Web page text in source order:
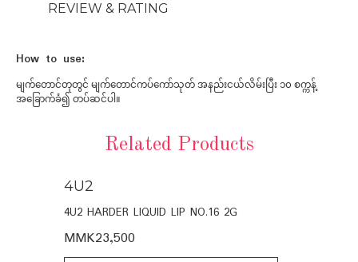
REVIEW & RATING
How to use:
မျက်တောင်တုတွင် မျက်တောင်ကပ်ကော်သုတ် အနည်းငယ်လိမ်းပြီး ၁၀ စက္ကန့်
အခြောက်ခံ၍ တပ်ဆင်ပါ။
Related Products
4U2
4U2 HARDER LIQUID LIP NO.16 2G
MMK23,500